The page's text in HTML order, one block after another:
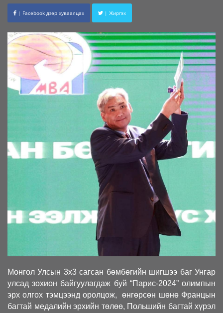
| Facebook дээр хуваалцах | Жиргэх
Монгол Улсын 3х3 сагсан бөмбөгийн шигшээ баг Унгар
улсад зохион байгуулагдаж буй “Парис-2024” олимпын
эрх олгох тэмцээнд оролцож, өнгөрсөн шөнө Францын
багтай медалийн эрхийн төлөө, Польшийн багтай хүрэл